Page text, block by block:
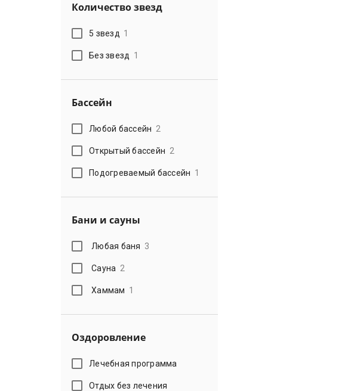
Количество звезд
5 звезд 1
Без звезд 1
Бассейн
Любой бассейн 2
Открытый бассейн 2
Подогреваемый бассейн 1
Бани и сауны
Любая баня 3
Сауна 2
Хаммам 1
Оздоровление
Лечебная программа
Отдых без лечения